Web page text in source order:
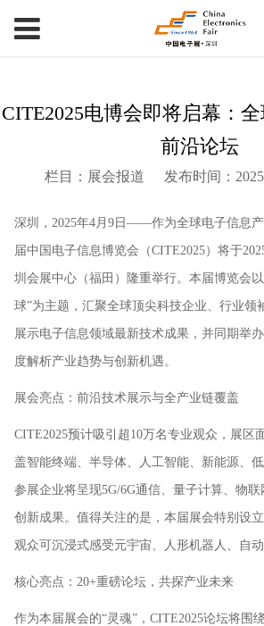
CITE2025电博会即将启幕：
前沿论坛
栏目：展会报道 发布时间：
深圳，2025年4月9日‌——作为全球电子信息
届中国电子信息博览会（CITE2025）将于‌
圳会展中心（福田）隆重举行。本届博览会
球”为主题，汇聚全球顶尖科技企业、行业领
展示电子信息领域最新技术成果，并同期举
度解析产业趋势与创新机遇。
‌展会亮点：前沿技术展示与全产业链覆盖‌
CITE2025预计吸引超10万名专业观众，展区
盖智能终端、半导体、人工智能、新能源、低
参展企业将呈现5G/6G通信、量子计算、物
创新成果。值得关注的是，本届展会特别设立
观众可沉浸式感受元宇宙、人形机器人、自动
‌核心亮点：20+重磅论坛，共探产业未来‌
作为本届展会的“灵魂”，CITE2025论坛将围